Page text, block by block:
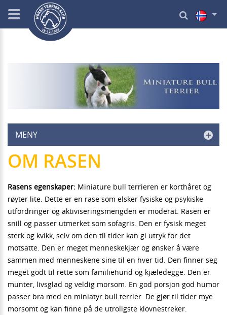
MENY
OM RASEN
Rasens egenskaper: Miniature bull terrieren er korthåret og
røyter lite. Dette er en rase som elsker fysiske og psykiske
utfordringer og aktiviseringsmengden er moderat. Rasen er
snill og passer utmerket som sofagris. Den er fysisk meget
sterk og kvikk, selv om den til tider kan gi utryk for det
motsatte. Den er meget menneskekjær og ønsker å være
sammen med menneskene sine til en hver tid. Den finner seg
meget godt til rette som familiehund og kjæledegge. Den er
munter, livsglad og veldig morsom. En god porsjon god humor
passer bra med en miniatyr bull terrier. De gjør til tider mye
morsomt og kan finne på de utroligste klovnestreker.